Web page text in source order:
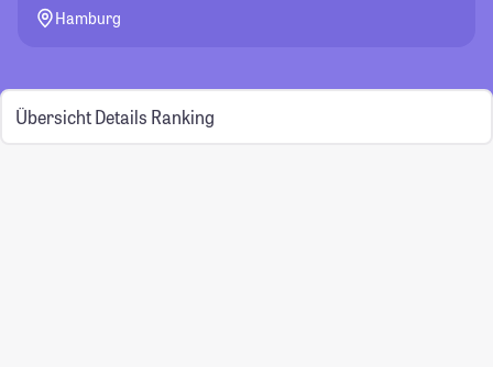
Hamburg
Übersicht Details Ranking